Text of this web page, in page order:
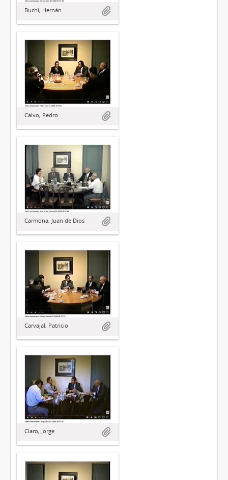
Buchi, Hernán
Calvo, Pedro
Carmona, Juan de Dios
Carvajal, Patricio
Claro, Jorge